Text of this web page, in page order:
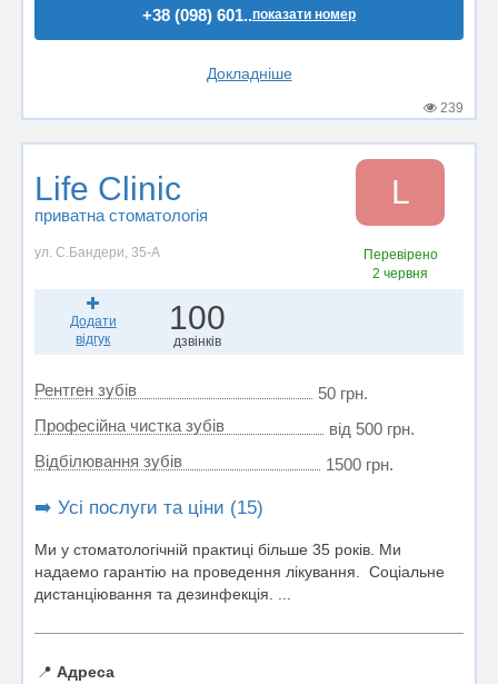
+38 (098) 601..показати номер
Докладніше
239
Life Clinic
приватна стоматологія
L
ул. С.Бандери, 35-А
Перевірено
2 червня
Додати
відгук
100
дзвінків
Рентген зубів
50 грн.
Професійна чистка зубів
від 500 грн.
Відбілювання зубів
1500 грн.
➡️ Усі послуги та ціни (15)
Ми у стоматологічній практиці більше 35 років. Ми
надаемо гарантію на проведення лікування. Соціальне
дистанціювання та дезинфекція. ...
📍 Адреса